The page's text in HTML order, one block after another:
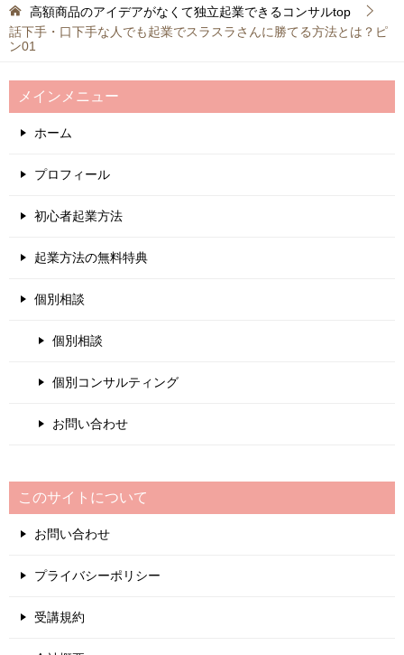
高額商品のアイデアがなくて独立起業できるコンサルtop
話下手・口下手な人でも起業でスラスラさんに勝てる方法とは？ピ
ン01
メインメニュー
ホーム
プロフィール
初心者起業方法
起業方法の無料特典
個別相談
個別相談
個別コンサルティング
お問い合わせ
このサイトについて
お問い合わせ
プライバシーポリシー
受講規約